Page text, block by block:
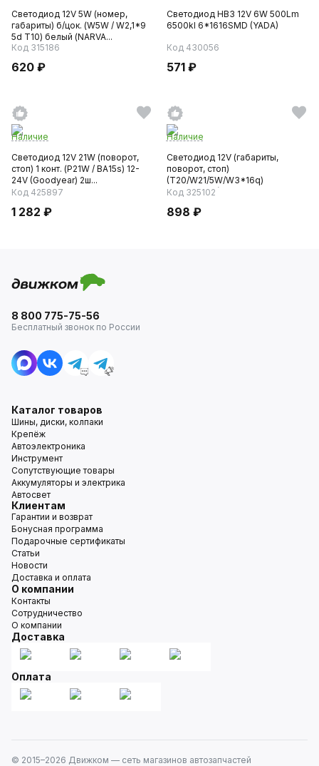
Светодиод 12V 5W (номер,
габариты) б/цок. (W5W / W2,1*9
5d T10) белый (NARVA...
Код 315186
620 ₽
Светодиод НB3 12V 6W 500Lm
6500kl 6*1616SMD (YADA)
Код 430056
571 ₽
Наличие
Светодиод 12V 21W (поворот,
стоп) 1 конт. (P21W / BA15s) 12-
24V (Goodyear) 2ш...
Код 425897
1 282 ₽
Наличие
Светодиод 12V (габариты,
поворот, стоп)
(T20/W21/5W/W3*16q)
TP7811DRL (Xenite...
Код 325102
898 ₽
8 800 775-75-56
Бесплатный звонок по России
Каталог товаров
Шины, диски, колпаки
Крепёж
Автоэлектроника
Инструмент
Сопутствующие товары
Аккумуляторы и электрика
Автосвет
Клиентам
Гарантии и возврат
Бонусная программа
Подарочные сертификаты
Статьи
Новости
Доставка и оплата
О компании
Контакты
Сотрудничество
О компании
Доставка
Оплата
© 2015–2026 Движком — сеть магазинов автозапчастей